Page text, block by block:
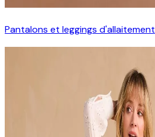
Pantalons et leggings d'allaitement